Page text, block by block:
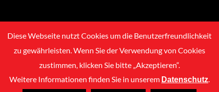
Diese Webseite nutzt Cookies um die Benutzerfreundlichkeit
zu gewährleisten. Wenn Sie der Verwendung von Cookies
zustimmen, klicken Sie bitte „Akzeptieren“.
Weitere Informationen finden Sie in unserem Datenschutz.